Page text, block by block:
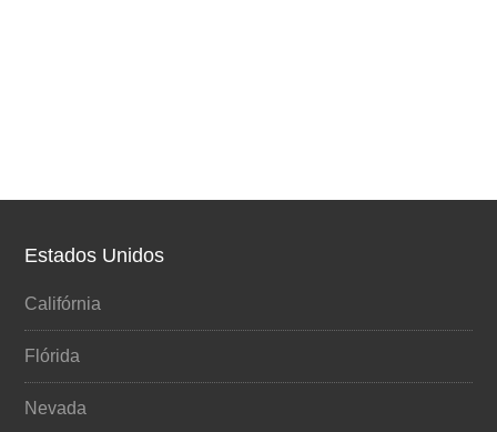
Estados Unidos
Califórnia
Flórida
Nevada